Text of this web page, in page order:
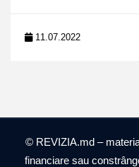
11.07.2022
© REVIZIA.md –
financiare sau